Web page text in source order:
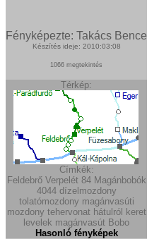
Fényképezte: Takács Bence
Készítés ideje: 2010:03:08
1066 megtekintés
Térkép:
Címkék:
Feldebrő Verpelét 84 Magánbobók
4044 dízelmozdony
tolatómozdony magánvasúti
mozdony tehervonat hátulról keret
levelek magánvasút Bobo
Hasonló fényképek